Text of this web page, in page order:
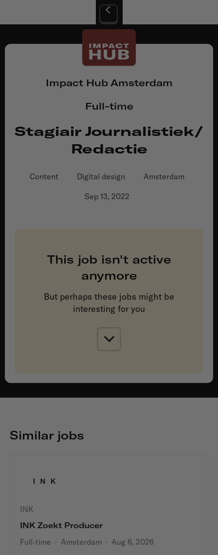
Impact Hub Amsterdam
Full-time
Stagiair Journalistiek/
Redactie
Content Digital design Amsterdam
Sep 13, 2022
This job isn't active
anymore
But perhaps these jobs might be
interesting for you
Similar jobs
INK
INK Zoekt Producer
Full-time · Amsterdam · Aug 6, 2026